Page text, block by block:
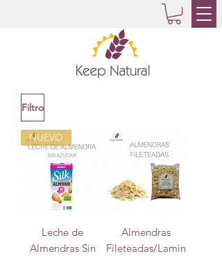
Filtro
NUEVO
Leche de
Almendras Sin
Almendras
Fileteadas/Lamin